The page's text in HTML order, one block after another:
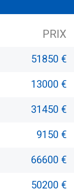
PRIX
51850 €
13000 €
31450 €
9150 €
66600 €
50200 €